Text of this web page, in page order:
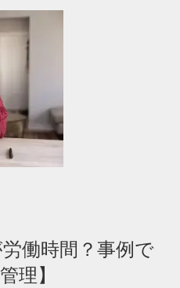
働時間？事例で
理】